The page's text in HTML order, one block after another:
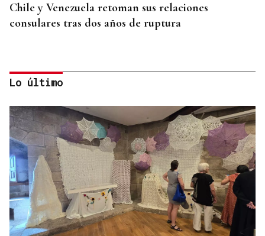
Chile y Venezuela retoman sus relaciones
consulares tras dos años de ruptura
TOMA DE POSESIÓN
El Rey acudirá a la toma de posesión de De la
Espriella como presidente de Colombia
Lo último